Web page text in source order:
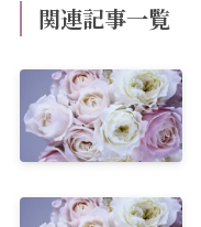
関連記事一覧